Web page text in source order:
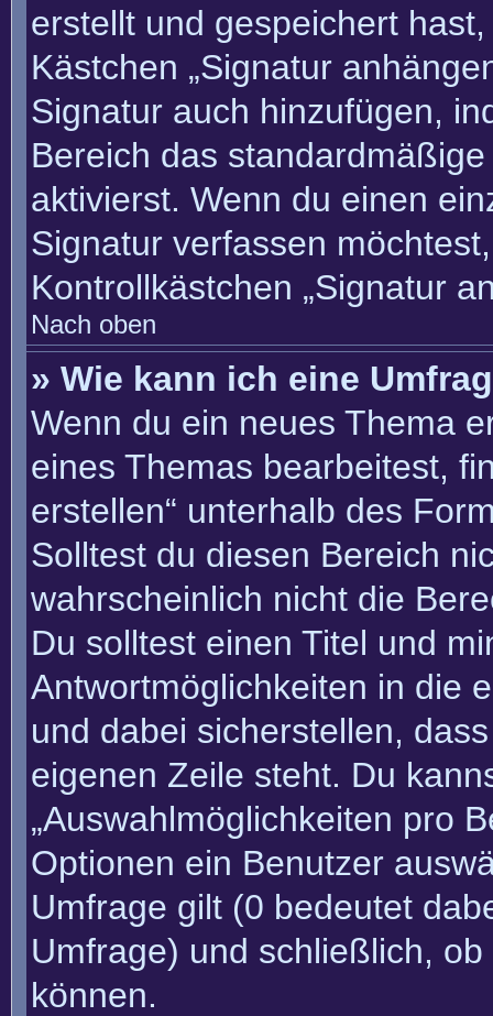
erstellt und gespeichert
Kästchen „Signatur
Signatur auch hinzufügen,
Bereich das
aktivierst. Wenn du einen
Signatur verfassen
Kontrollkästchen „Signatur
Nach oben
» Wie kann ich eine
Wenn du ein neues Thema
eines Themas bearbeitest,
erstellen“ unterhalb des
Solltest du diesen Bereich
wahrscheinlich nicht die
Du solltest einen Titel und
Antwortmöglichkeiten in die
und dabei sicherstellen,
eigenen Zeile steht. Du
„Auswahlmöglichkeiten pro
Optionen ein Benutzer
Umfrage gilt (0 bedeutet
Umfrage) und schließlich,
können.